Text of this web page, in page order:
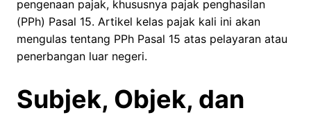
pengenaan pajak, khususnya pajak penghasilan
(PPh) Pasal 15. Artikel kelas pajak kali ini akan
mengulas tentang PPh Pasal 15 atas pelayaran atau
penerbangan luar negeri.
Subjek, Objek, dan